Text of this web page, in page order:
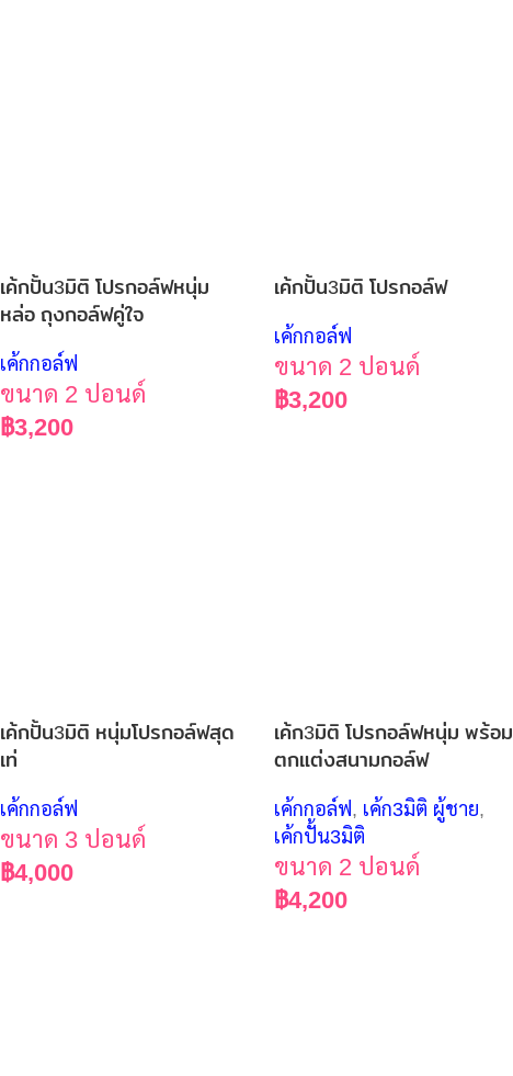
เค้กปั้น3มิติ โปรกอล์ฟหนุ่ม
หล่อ ถุงกอล์ฟคู่ใจ
เค้กกอล์ฟ
ขนาด 2 ปอนด์
฿3,200
เค้กปั้น3มิติ โปรกอล์ฟ
เค้กกอล์ฟ
ขนาด 2 ปอนด์
฿3,200
เค้กปั้น3มิติ หนุ่มโปรกอล์ฟสุด
เท่
เค้กกอล์ฟ
ขนาด 3 ปอนด์
฿4,000
เค้ก3มิติ โปรกอล์ฟหนุ่ม พร้อม
ตกแต่งสนามกอล์ฟ
เค้กกอล์ฟ, เค้ก3มิติ ผู้ชาย,
เค้กปั้น3มิติ
ขนาด 2 ปอนด์
฿4,200